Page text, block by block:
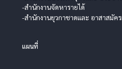
-สำนักงานจัดหารายได้
-สำนักงานยุวกาชาดและ อาสาสมัค
แผนที่